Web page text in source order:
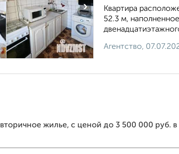
›
Квартира
52.3 м,
Агентство,
вторичное жилье, c ценой до 3 500 000 руб.